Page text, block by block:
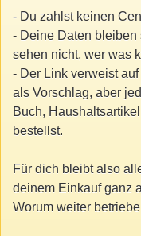
- Du zahlst keinen
- Deine Daten bleiben
sehen nicht, wer was
- Der Link verweist
als Vorschlag, aber
Buch,
bestellst.
Für dich bleibt also
deinem Einkauf ganz
Worum weiter